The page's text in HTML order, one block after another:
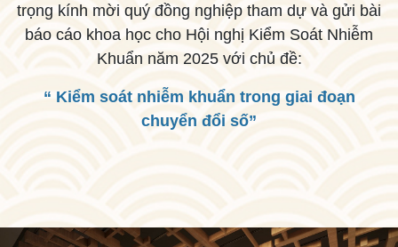
trọng kính mời quý đồng nghiệp tham dự và gửi bài
báo cáo khoa học cho Hội nghị Kiểm Soát Nhiễm
Khuẩn năm 2025 với chủ đề:
“ Kiểm soát nhiễm khuẩn trong giai đoạn
chuyển đổi số”